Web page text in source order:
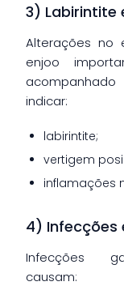
3) Labirintite
Alterações no
enjoo
indicar:
labirintite;
vertigem
inflamações
4) Infecções
Infecções
causam: